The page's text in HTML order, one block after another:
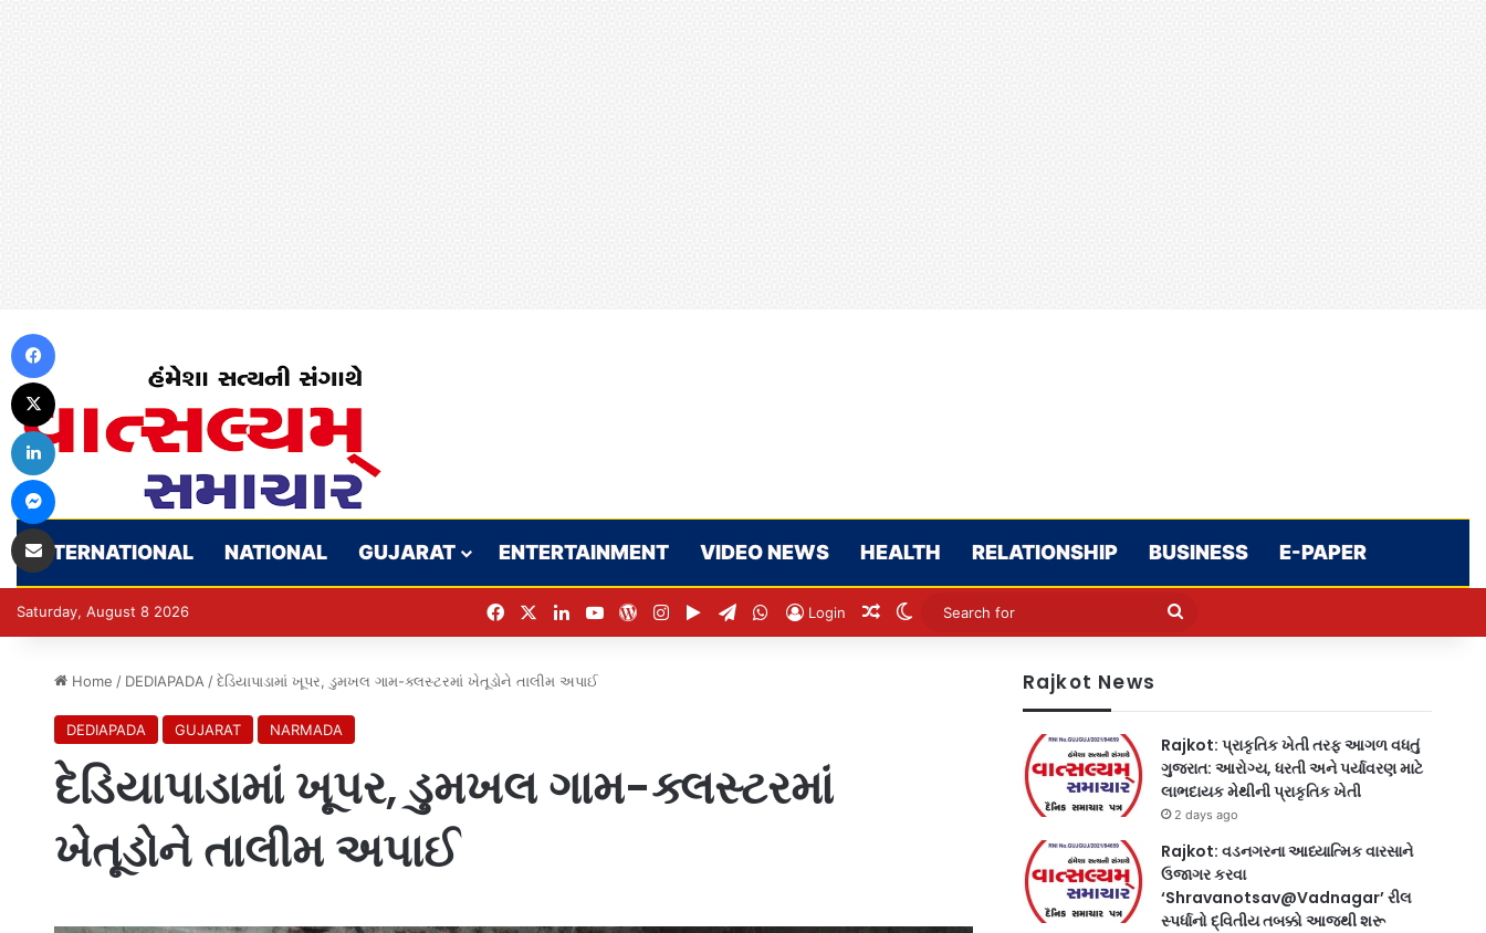
INTERNATIONAL NATIONAL GUJARAT ENTERTAINMENT VIDEO NEWS HEALTH RELATIONSHIP BUSINESS E-PAPER
Saturday, August 8 2026 FacebookLinkedInYouTubeWordPress
Instagram
Google Play
Telegram
WhatsApp
Login Random Article
Switch skin
Search
Home / DEDIAPADA / દેડિયાપાડામાં ખૂપર, ડુમખલ ગામ-ક્લસ્ટરમાં ખેતૂડોને તાલીમ અપાઈ
DEDIAPADA GUJARAT NARMADA
દેડિયાપાડામાં ખૂપર, ડુમખલ ગામ-ક્લસ્ટરમાં
ખેતૂડોને તાલીમ અપાઈ
Rajkot News
Rajkot: પ્રાકૃતિક ખેતી તરફ આગળ વધતું
ગુજરાત: આરોગ્ય, ધરતી અને પર્યાવરણ માટે
લાભદાયક મેથીની પ્રાકૃતિક ખેતી
2 days ago
Rajkot: વડનગરના આધ્યાત્મિક વારસાને
ઉજાગર કરવા
‘Shravanotsav@Vadnagar’ રીલ
સ્પર્ધાનો દ્વિતીય તબક્કો આજથી શરૂ
LinkedIn